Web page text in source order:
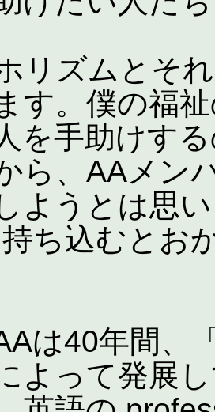
リズムとそ
す。僕の福
を手助けす
ら、AAメン
ようとは思
ち込むとお
は40年間、
よって発展